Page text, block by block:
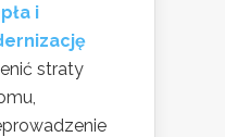
i
straty